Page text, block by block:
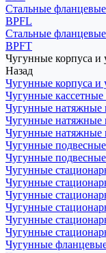
Стальные
BPFL
Стальные
BPFT
Чугунные корпуса и
Назад
Чугунные корпуса и
Чугунные
Чугунные натяжные
Чугунные
Чугунные
Чугунные
Чугунные
Чугунные
Чугунные
Чугунные
Чугунные
Чугунные
Чугунные
Чугунные